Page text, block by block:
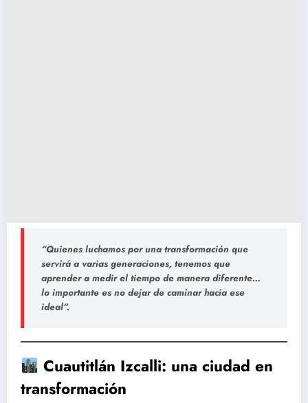
“Quienes luchamos por una transformación que
servirá a varias generaciones, tenemos que
aprender a medir el tiempo de manera diferente…
lo importante es no dejar de caminar hacia ese
ideal”.
Cuautitlán Izcalli: una ciudad en
transformación